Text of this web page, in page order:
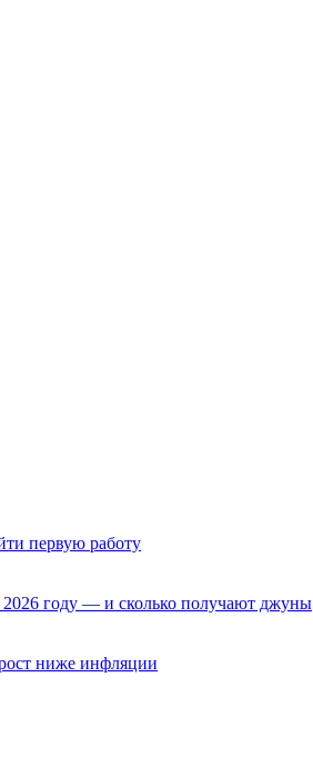
первую работу
2026 году — и сколько получают джуны
ниже инфляции